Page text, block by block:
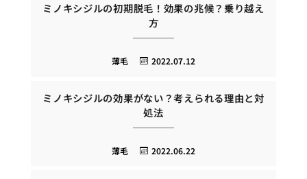
ミノキシジルの初期脱毛！効果の兆候？乗り越え
方
2022.07.12
薄毛
ミノキシジルの効果がない？考えられる理由と対
処法
2022.06.22
薄毛